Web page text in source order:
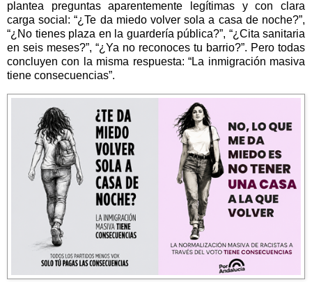
plantea preguntas aparentemente legítimas y con clara
carga social: “¿Te da miedo volver sola a casa de noche?”,
“¿No tienes plaza en la guardería pública?”, “¿Cita sanitaria
en seis meses?”, “¿Ya no reconoces tu barrio?”. Pero todas
concluyen con la misma respuesta: “La inmigración masiva
tiene consecuencias”.